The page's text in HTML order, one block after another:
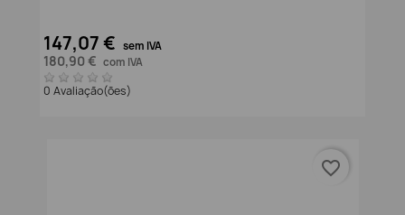
147,07 € sem IVA
180,90 € com IVA
0 Avaliação(ões)
favorite_border